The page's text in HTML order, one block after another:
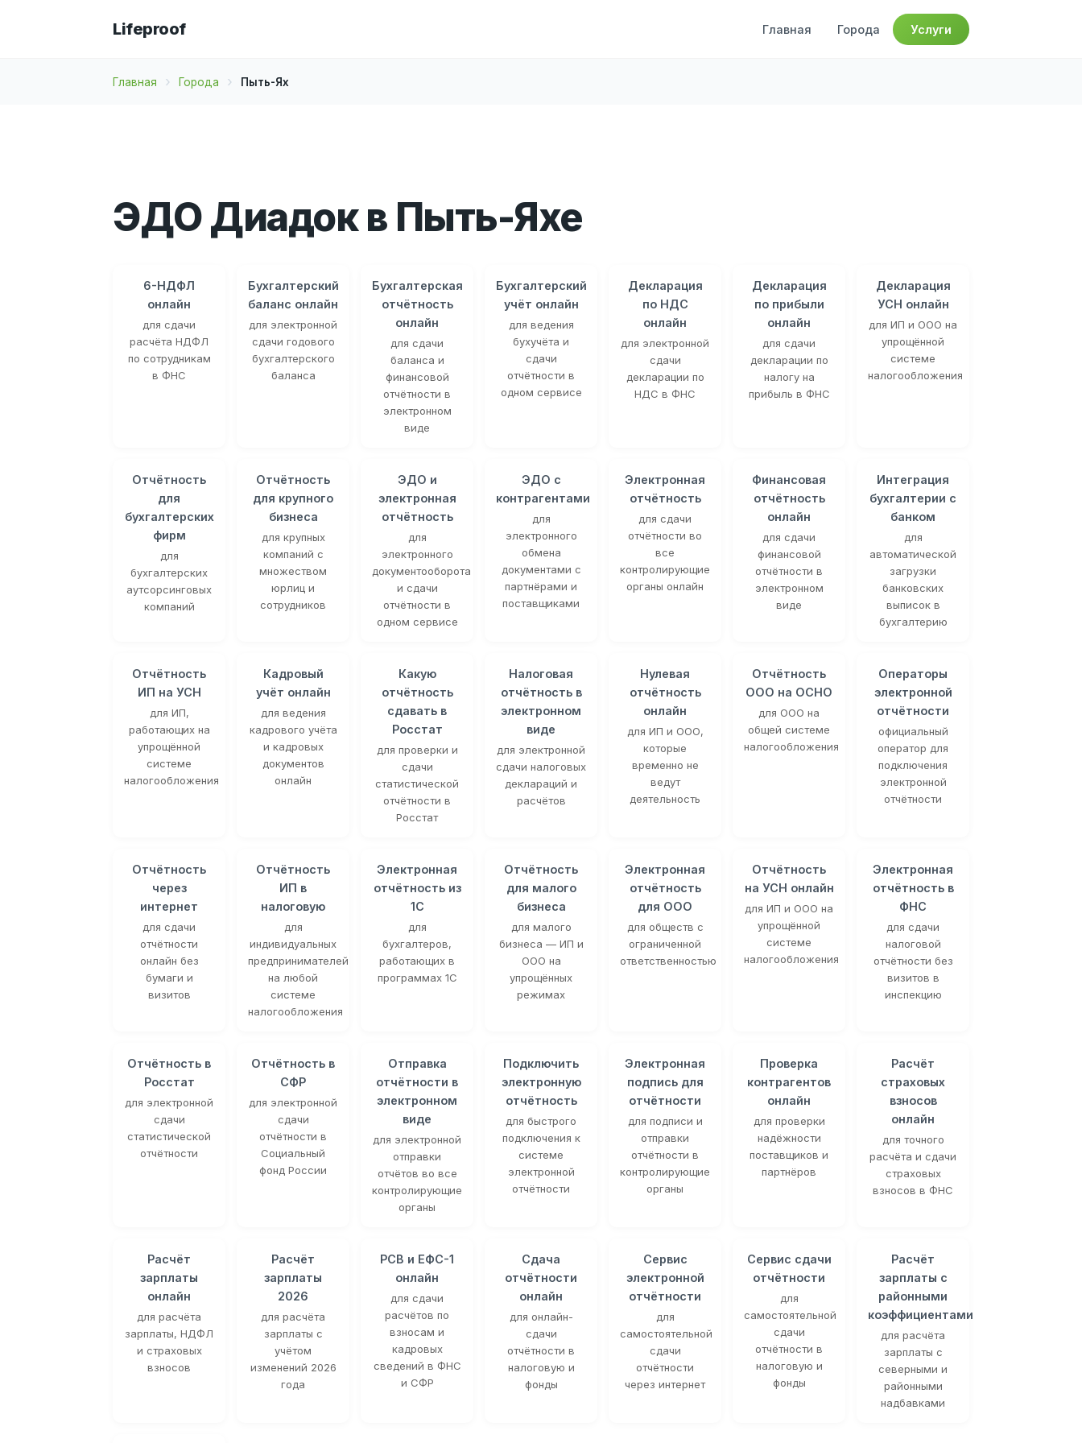
Lifeproof Главная Города Услуги
Главная Города Пыть-Ях
ЭДО Диадок в Пыть-Яхе
6-НДФЛ
онлайн
для сдачи
расчёта НДФЛ
по сотрудникам
в ФНС
Бухгалтерский
баланс онлайн
для электронной
сдачи годового
бухгалтерского
баланса
Бухгалтерская
отчётность
онлайн
для сдачи
баланса и
финансовой
отчётности в
электронном
виде
Бухгалтерский
учёт онлайн
для ведения
бухучёта и
сдачи
отчётности в
одном сервисе
Декларация
по НДС
онлайн
для электронной
сдачи
декларации по
НДС в ФНС
Декларация
по прибыли
онлайн
для сдачи
декларации по
налогу на
прибыль в ФНС
Декларация
УСН онлайн
для ИП и ООО на
упрощённой
системе
налогообложения
Отчётность
для
бухгалтерских
фирм
для
бухгалтерских
аутсорсинговых
компаний
Отчётность
для крупного
бизнеса
для крупных
компаний с
множеством
юрлиц и
сотрудников
ЭДО и
электронная
отчётность
для
электронного
документооборота
и сдачи
отчётности в
одном сервисе
ЭДО с
контрагентами
для
электронного
обмена
документами с
партнёрами и
поставщиками
Электронная
отчётность
для сдачи
отчётности во
все
контролирующие
органы онлайн
Финансовая
отчётность
онлайн
для сдачи
финансовой
отчётности в
электронном
виде
Интеграция
бухгалтерии с
банком
для
автоматической
загрузки
банковских
выписок в
бухгалтерию
Отчётность
ИП на УСН
для ИП,
работающих на
упрощённой
системе
налогообложения
Кадровый
учёт онлайн
для ведения
кадрового учёта
и кадровых
документов
онлайн
Какую
отчётность
сдавать в
Росстат
для проверки и
сдачи
статистической
отчётности в
Росстат
Налоговая
отчётность в
электронном
виде
для электронной
сдачи налоговых
деклараций и
расчётов
Нулевая
отчётность
онлайн
для ИП и ООО,
которые
временно не
ведут
деятельность
Отчётность
ООО на ОСНО
для ООО на
общей системе
налогообложения
Операторы
электронной
отчётности
официальный
оператор для
подключения
электронной
отчётности
Отчётность
через
интернет
для сдачи
отчётности
онлайн без
бумаги и
визитов
Отчётность
ИП в
налоговую
для
индивидуальных
предпринимателей
на любой
системе
налогообложения
Электронная
отчётность из
1С
для
бухгалтеров,
работающих в
программах 1С
Отчётность
для малого
бизнеса
для малого
бизнеса — ИП и
ООО на
упрощённых
режимах
Электронная
отчётность
для ООО
для обществ с
ограниченной
ответственностью
Отчётность
на УСН онлайн
для ИП и ООО на
упрощённой
системе
налогообложения
Электронная
отчётность в
ФНС
для сдачи
налоговой
отчётности без
визитов в
инспекцию
Отчётность в
Росстат
для электронной
сдачи
статистической
отчётности
Отчётность в
СФР
для электронной
сдачи
отчётности в
Социальный
фонд России
Отправка
отчётности в
электронном
виде
для электронной
отправки
отчётов во все
контролирующие
органы
Подключить
электронную
отчётность
для быстрого
подключения к
системе
электронной
отчётности
Электронная
подпись для
отчётности
для подписи и
отправки
отчётности в
контролирующие
органы
Проверка
контрагентов
онлайн
для проверки
надёжности
поставщиков и
партнёров
Расчёт
страховых
взносов
онлайн
для точного
расчёта и сдачи
страховых
взносов в ФНС
Расчёт
зарплаты
онлайн
для расчёта
зарплаты, НДФЛ
и страховых
взносов
Расчёт
зарплаты
2026
для расчёта
зарплаты с
учётом
изменений 2026
года
РСВ и ЕФС-1
онлайн
для сдачи
расчётов по
взносам и
кадровых
сведений в ФНС
и СФР
Сдача
отчётности
онлайн
для онлайн-
сдачи
отчётности в
налоговую и
фонды
Сервис
электронной
отчётности
для
самостоятельной
сдачи
отчётности
через интернет
Сервис сдачи
отчётности
для
самостоятельной
сдачи
отчётности в
налоговую и
фонды
Расчёт
зарплаты с
районными
коэффициентами
для расчёта
зарплаты с
северными и
районными
надбавками